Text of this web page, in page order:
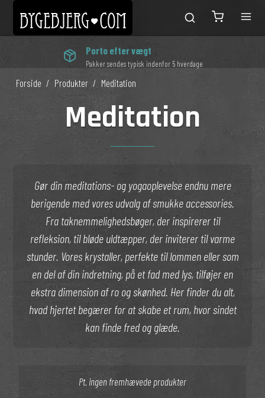
Porto efter vægt
Pakker sendes typisk indenfor 5 hverdage
Forside / Produkter / Meditation
Meditation
Gør din meditations- og yogaoplevelse endnu mere
berigende med vores udvalg af smukke accessories.
Fra taknemmelighedsbøger, der inspirerer til
refleksion, til bløde uldtæpper, der inviterer til varme
stunder. Vores krystaller, perfekte til lommen eller som
en del af din indretning, på et fad med lys, tilføjer en
ekstra dimension af ro og skønhed. Her finder du alt,
hvad hjertet begærer for at skabe et rum, hvor sindet
kan finde fred og glæde.
Pt. ingen fremhævede produkter